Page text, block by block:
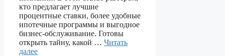
кто предлагает лучшие
процентные ставки, более удобные
ипотечные программы и выгодное
бизнес-обслуживание. Готовы
открыть тайну, какой … Читать
далее